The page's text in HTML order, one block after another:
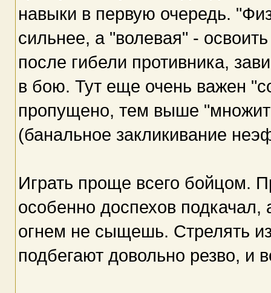
навыки в первую очередь.
сильнее, а "волевая" -
после гибели противника,
в бою. Тут еще очень важен
пропущено, тем выше
(банальное закликивание
Играть проще всего бойцом.
особенно доспехов
огнем не сыщешь. Стрелять
подбегают довольно резво, и